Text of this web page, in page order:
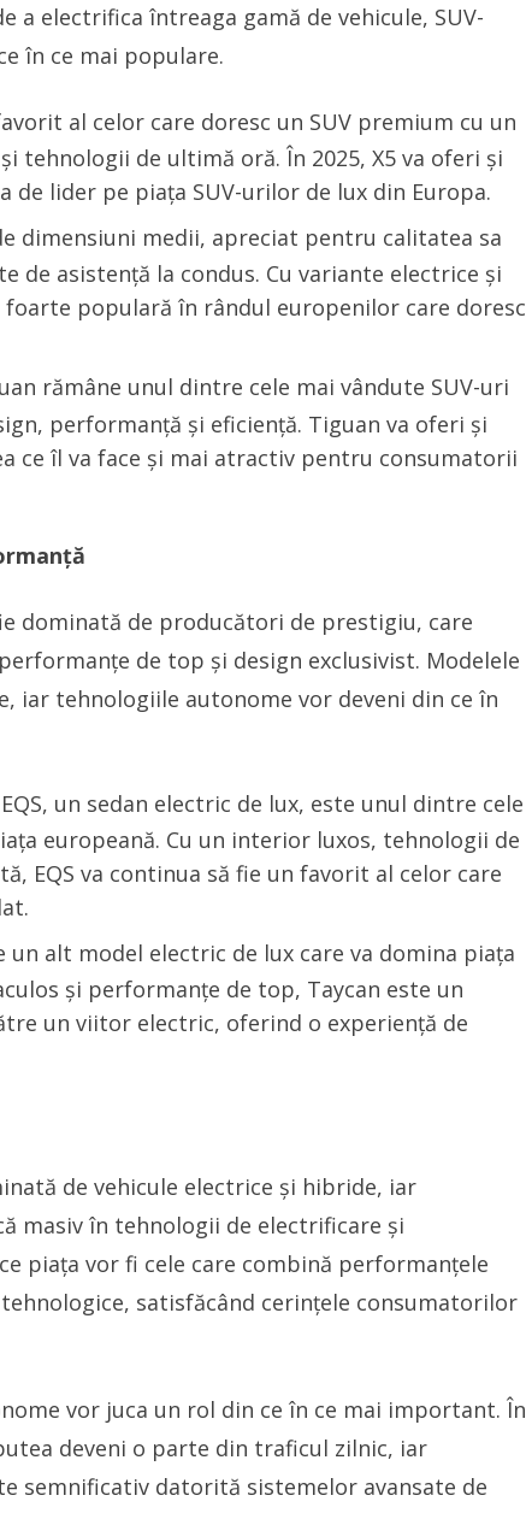
a electrifica întreaga gamă de vehicule, SUV-
în ce mai populare.
al celor care doresc un SUV premium cu un
tehnologii de ultimă oră. În 2025, X5 va oferi și
lider pe piața SUV-urilor de lux din Europa.
dimensiuni medii, apreciat pentru calitatea sa
de asistență la condus. Cu variante electrice și
populară în rândul europenilor care doresc
rămâne unul dintre cele mai vândute SUV-uri
performanță și eficiență. Tiguan va oferi și
ce îl va face și mai atractiv pentru consumatorii
dominată de producători de prestigiu, care
de top și design exclusivist. Modelele
iar tehnologiile autonome vor deveni din ce în
un sedan electric de lux, este unul dintre cele
europeană. Cu un interior luxos, tehnologii de
EQS va continua să fie un favorit al celor care
un alt model electric de lux care va domina piața
și performanțe de top, Taycan este un
un viitor electric, oferind o experiență de
de vehicule electrice și hibride, iar
masiv în tehnologii de electrificare și
piața vor fi cele care combină performanțele
satisfăcând cerințele consumatorilor
vor juca un rol din ce în ce mai important. În
deveni o parte din traficul zilnic, iar
semnificativ datorită sistemelor avansate de